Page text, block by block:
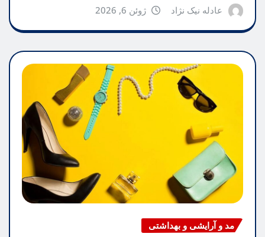
عادله نیک نژاد ژوئن 6, 2026
مد و آرایشی و بهداشتی